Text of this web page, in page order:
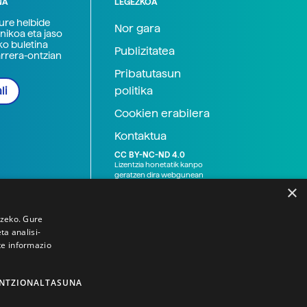
helbide
eta jaso
buletina
ontzian
Nor gara
Publizitatea
Pribatutasun
politika
Cookien erabilera
Kontaktua
CC BY-NC-ND 4.0
Lizentzia honetatik kanpo
geratzen dira webgunean
×
Gure
analisi-
informazio